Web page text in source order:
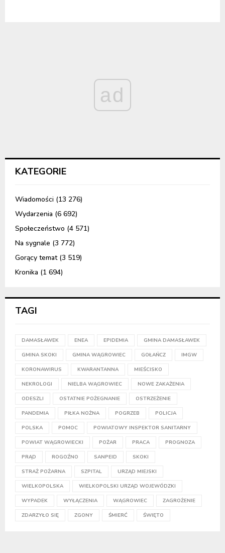
ad
KATEGORIE
Wiadomości (13 276)
Wydarzenia (6 692)
Społeczeństwo (4 571)
Na sygnale (3 772)
Gorący temat(3 519)
Kronika (1 694)
TAGI
DAMASŁAWEK ENEA EPIDEMIA GMINA DAMASŁAWEK
GMINA SKOKI GMINA WĄGROWIEC GOŁAŃCZ IMGW
KORONAWIRUS KWARANTANNA MIEŚCISKO
NEKROLOGI NIELBA WĄGROWIEC NOWE ZAKAŻENIA
ODESZLI OSTATNIE POŻEGNANIE OSTRZEŻENIE
PANDEMIA PIŁKA NOŻNA POGRZEB POLICJA
POLSKA POMOC POWIATOWY INSPEKTOR SANITARNY
POWIAT WĄGROWIECKI POŻAR PRACA PROGNOZA
PRĄD ROGOŹNO SANPEID SKOKI
STRAŻ POŻARNA SZPITAL URZĄD MIEJSKI
WIELKOPOLSKA WIELKOPOLSKI URZĄD WOJEWÓDZKI
WYPADEK WYŁĄCZENIA WĄGROWIEC ZAGROŻENIE
ZDARZYŁO SIĘ ZGONY ŚMIERĆ ŚWIĘTO